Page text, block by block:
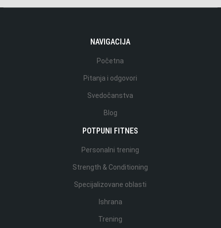
NAVIGACIJA
Početna
Pitanja i odgovori
Svedočanstva
Blog
POTPUNI FITNES
Personalni trening
Strength & Conditioning
Specijalizovane oblasti
Ishrana
Trening